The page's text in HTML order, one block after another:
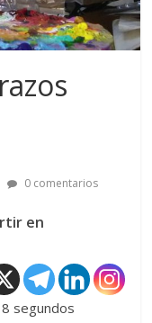
0 comentarios
en
segundos